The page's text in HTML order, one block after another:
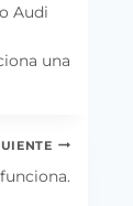
Audi
una